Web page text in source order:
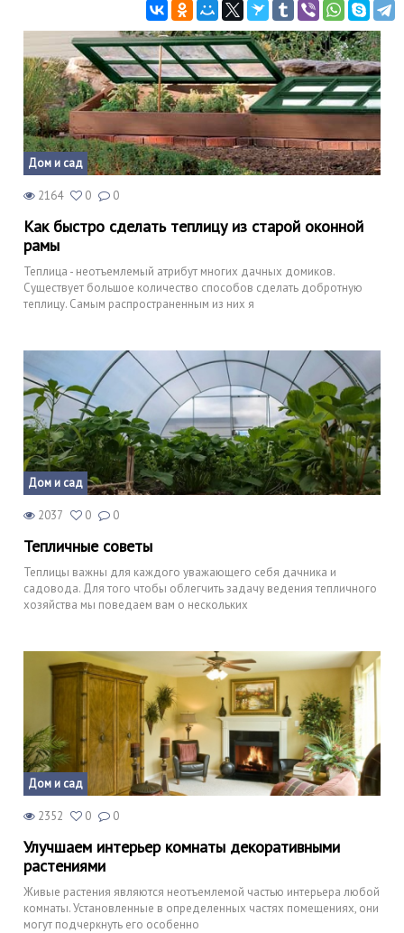
Дом и сад
2164 0 0
Как быстро сделать теплицу из старой оконной
рамы
Теплица - неотъемлемый атрибут многих дачных домиков.
Существует большое количество способов сделать добротную
теплицу. Самым распространенным из них я
Дом и сад
2037 0 0
Тепличные советы
Теплицы важны для каждого уважающего себя дачника и
садовода. Для того чтобы облегчить задачу ведения тепличного
хозяйства мы поведаем вам о нескольких
Дом и сад
2352 0 0
Улучшаем интерьер комнаты декоративными
растениями
Живые растения являются неотъемлемой частью интерьера любой
комнаты. Установленные в определенных частях помещениях, они
могут подчеркнуть его особенно